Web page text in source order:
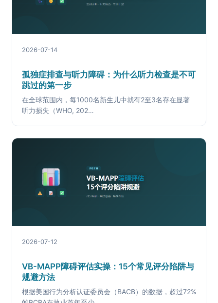
2026-07-14
孤独症排查与听力障碍：为什么听力检查是不可
跳过的第一步
在全球范围内，每1000名新生儿中就有2至3名存在显著
听力损失（WHO, 202…
2026-07-12
VB-MAPP障碍评估实操：15个常见评分陷阱与
规避方法
根据美国行为分析认证委员会（BACB）的数据，超过72%